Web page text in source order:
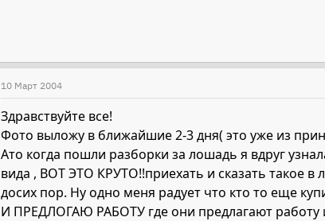
10 Март 2004
Здравствуйте все!
Фото выложу в ближайшие 2-3 дня( это уже из
Ато когда пошли разборки за лошадь я вдруг
вида , ВОТ ЭТО КРУТО!!приехать и сказать такое в
досих пор. Ну одно меня радует что кто то еще
И ПРЕДЛОГАЮ РАБОТУ где они предлагают работу